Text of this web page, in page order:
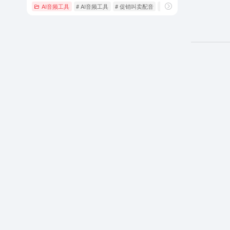
AI音频工具 # AI音频工具 # 促销叫卖配音 # 广告配音